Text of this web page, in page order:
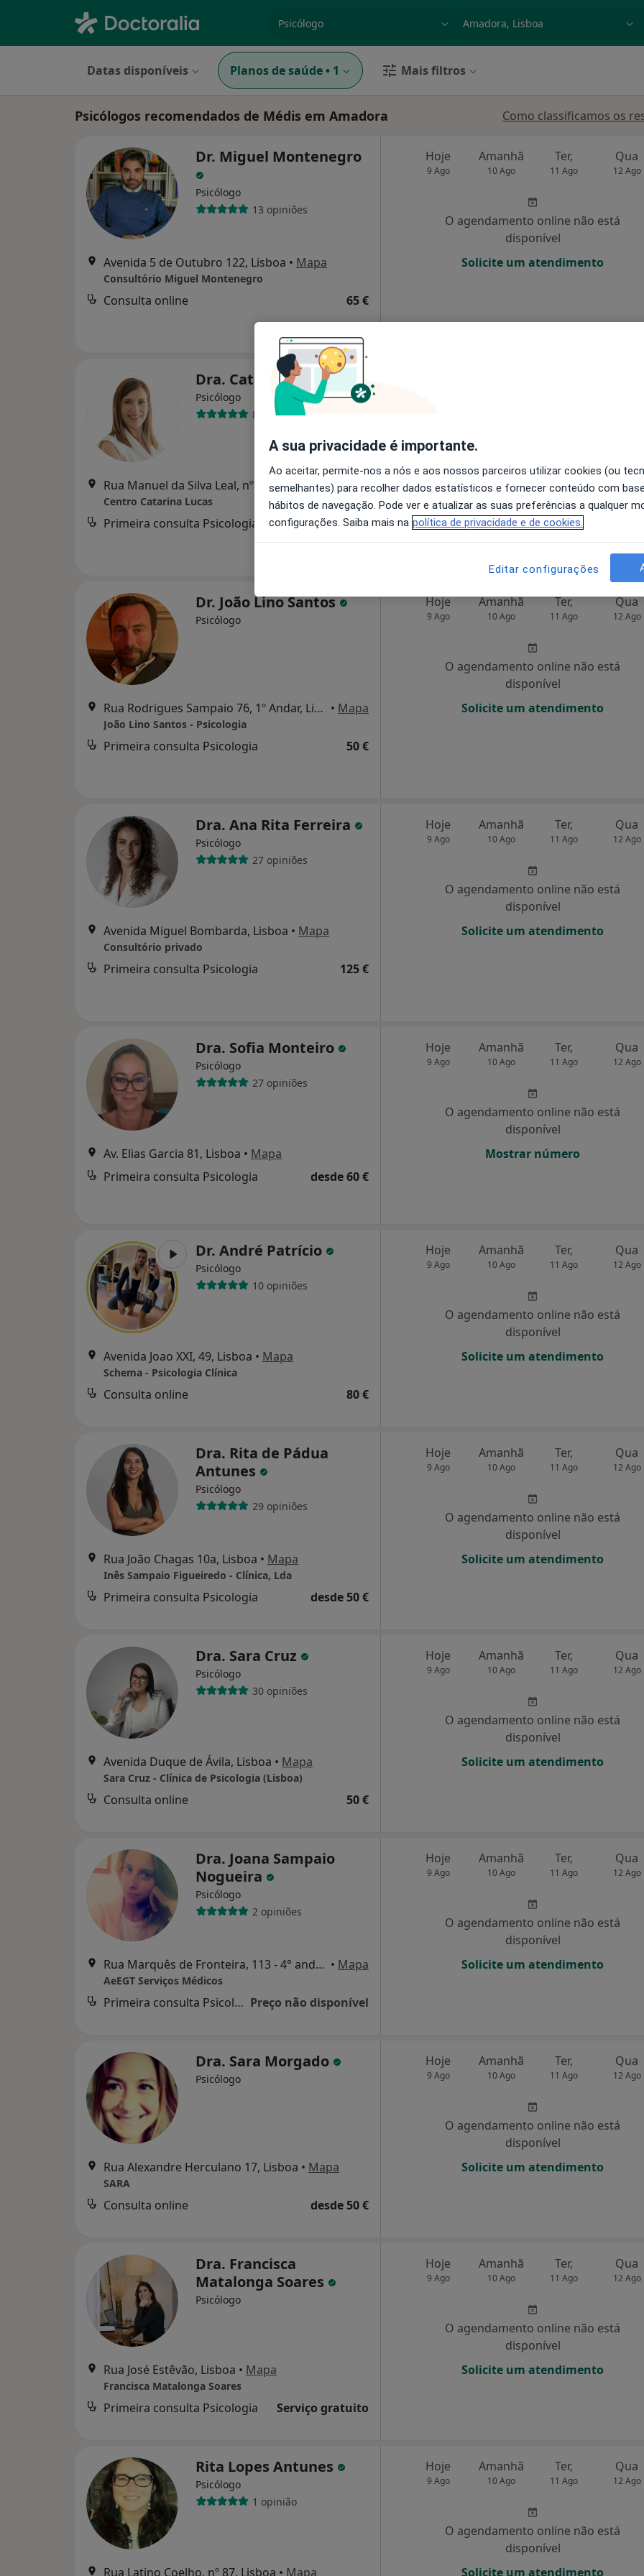
especialidade, doença ou nome
Datas disponíveis Planos de saúde • 1 Mais filtros
Psicólogos recomendados de Médis em Amadora Como classificamos os
Dr. Miguel Montenegro
Psicólogo
13 opiniões
Avenida 5 de Outubro 122, Lisboa • Mapa
Consultório Miguel Montenegro
Consulta online 65 €
Hoje
9 Ago
Amanhã
10 Ago
Ter,
11 Ago
Qua
12 Ago
O agendamento online não está
disponível
Solicite um atendimento
Dra. Catarina Lucas
Psicólogo
86 opiniões
Rua Manuel da Silva Leal, nº 7A, Lisboa •Mapa
Centro Catarina Lucas
Primeira consulta Psicologia desde 60 €
O agendamento online não está
Solicite um atendimento
Dr. João Lino Santos
Psicólogo
Rua Rodrigues Sampaio 76, 1º Andar, Lisboa • Mapa
João Lino Santos - Psicologia
Primeira consulta Psicologia 50 €
Hoje
9 Ago
Amanhã
10 Ago
Ter,
11 Ago
Qua
12 Ago
O agendamento online não está
disponível
Solicite um atendimento
Dra. Ana Rita Ferreira
Psicólogo
27 opiniões
Avenida Miguel Bombarda, Lisboa • Mapa
Consultório privado
Primeira consulta Psicologia 125 €
Hoje
9 Ago
Amanhã
10 Ago
Ter,
11 Ago
Qua
12 Ago
O agendamento online não está
disponível
Solicite um atendimento
Dra. Sofia Monteiro
Psicólogo
27 opiniões
Av. Elias Garcia 81, Lisboa • Mapa
Primeira consulta Psicologia
desde 60 €
Hoje
9 Ago
Amanhã
10 Ago
Ter,
11 Ago
Qua
12 Ago
O agendamento online não está
disponível
Mostrar número
Dr. André Patrício
Psicólogo
10 opiniões
Avenida Joao XXI, 49, Lisboa • Mapa
Schema - Psicologia Clínica
Consulta online 80 €
Hoje
9 Ago
Amanhã
10 Ago
Ter,
11 Ago
Qua
12 Ago
O agendamento online não está
disponível
Solicite um atendimento
Dra. Rita de Pádua
Antunes
Psicólogo
29 opiniões
Rua João Chagas 10a, Lisboa • Mapa
Inês Sampaio Figueiredo - Clínica, Lda
Primeira consulta Psicologia desde 50 €
Hoje
9 Ago
Amanhã
10 Ago
Ter,
11 Ago
Qua
12 Ago
O agendamento online não está
disponível
Solicite um atendimento
Dra. Sara Cruz
Psicólogo
30 opiniões
Avenida Duque de Ávila, Lisboa • Mapa
Sara Cruz - Clínica de Psicologia (Lisboa)
Consulta online 50 €
Hoje
9 Ago
Amanhã
10 Ago
Ter,
11 Ago
Qua
12 Ago
O agendamento online não está
disponível
Solicite um atendimento
Dra. Joana Sampaio
Nogueira
Psicólogo
2 opiniões
Rua Marquês de Fronteira, 113 - 4° andar, Lisboa • Mapa
AeEGT Serviços Médicos
Primeira consulta Psicologia Preço não disponível
Hoje
9 Ago
Amanhã
10 Ago
Ter,
11 Ago
Qua
12 Ago
O agendamento online não está
disponível
Solicite um atendimento
Dra. Sara Morgado
Psicólogo
Rua Alexandre Herculano 17, Lisboa • Mapa
SARA
Consulta online desde 50 €
Hoje
9 Ago
Amanhã
10 Ago
Ter,
11 Ago
Qua
12 Ago
O agendamento online não está
disponível
Solicite um atendimento
Dra. Francisca
Matalonga Soares
Psicólogo
Rua José Estêvão, Lisboa • Mapa
Francisca Matalonga Soares
Primeira consulta Psicologia Serviço gratuito
Hoje
9 Ago
Amanhã
10 Ago
Ter,
11 Ago
Qua
12 Ago
O agendamento online não está
disponível
Solicite um atendimento
Rita Lopes Antunes
Psicólogo
1 opinião
Rua Latino Coelho, nº 87, Lisboa • Mapa
Hoje
9 Ago
Amanhã
10 Ago
Ter,
11 Ago
Qua
12 Ago
O agendamento online não está
disponível
Solicite um atendimento
A sua privacidade é importante.
Ao aceitar, permite-nos a nós e aos nossos parceiros utilizar cookies (ou
semelhantes) para recolher dados estatísticos e fornecer conteúdo com
hábitos de navegação. Pode ver e atualizar as suas preferências a qualquer
configurações. Saiba mais na política de privacidade e de cookies.
Editar configurações